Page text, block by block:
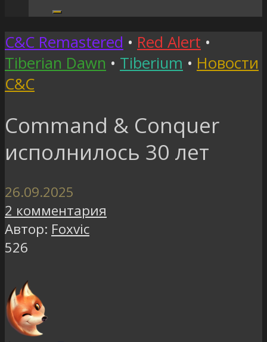
C&C Remastered • Red Alert •
Tiberian Dawn • Tiberium • Новости
C&C
Command & Conquer
исполнилось 30 лет
26.09.2025
2 комментария
Автор: Foxvic
526